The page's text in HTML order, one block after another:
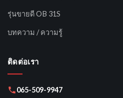
รุ่นขายดี OB 31S
บทความ / ความรู้
ติดต่อเรา
065-509-9947